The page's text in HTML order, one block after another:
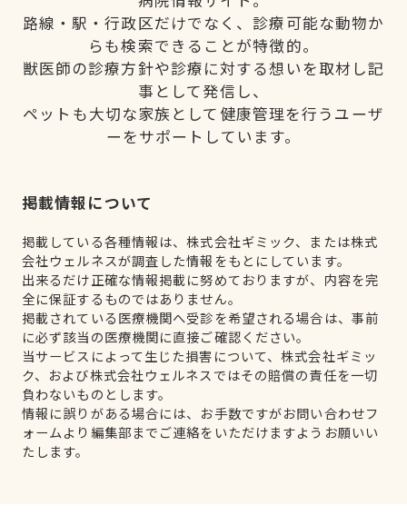
路線・駅・行政区だけでなく、診療可能な動物か
らも検索できることが特徴的。
獣医師の診療方針や診療に対する想いを取材し記
事として発信し、
ペットも大切な家族として健康管理を行うユーザ
ーをサポートしています。
掲載情報について
掲載している各種情報は、株式会社ギミック、または株式
会社ウェルネスが調査した情報をもとにしています。
出来るだけ正確な情報掲載に努めておりますが、内容を完
全に保証するものではありません。
掲載されている医療機関へ受診を希望される場合は、事前
に必ず該当の医療機関に直接ご確認ください。
当サービスによって生じた損害について、株式会社ギミッ
ク、および株式会社ウェルネスではその賠償の責任を一切
負わないものとします。
情報に誤りがある場合には、お手数ですがお問い合わせフ
ォームより編集部までご連絡をいただけますようお願いい
たします。